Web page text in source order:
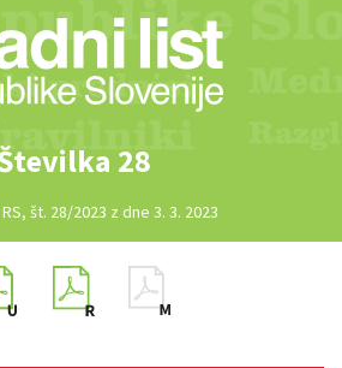
28
št. 28/2023 z dne 3. 3. 2023